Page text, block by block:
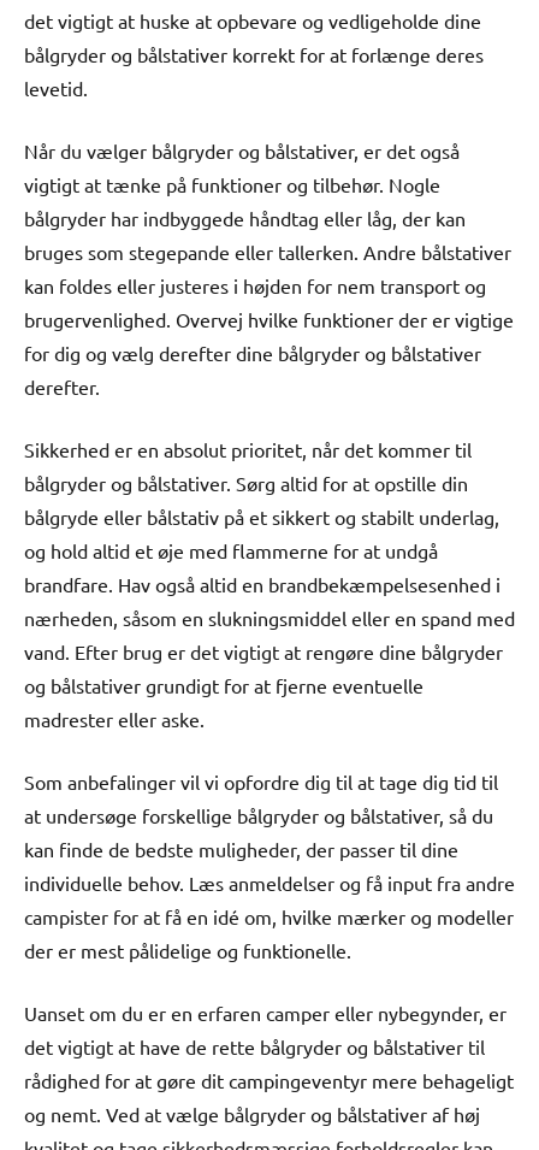
det vigtigt at huske at opbevare og vedligeholde dine
bålgryder og bålstativer korrekt for at forlænge deres
levetid.
Når du vælger bålgryder og bålstativer, er det også
vigtigt at tænke på funktioner og tilbehør. Nogle
bålgryder har indbyggede håndtag eller låg, der kan
bruges som stegepande eller tallerken. Andre bålstativer
kan foldes eller justeres i højden for nem transport og
brugervenlighed. Overvej hvilke funktioner der er vigtige
for dig og vælg derefter dine bålgryder og bålstativer
derefter.
Sikkerhed er en absolut prioritet, når det kommer til
bålgryder og bålstativer. Sørg altid for at opstille din
bålgryde eller bålstativ på et sikkert og stabilt underlag,
og hold altid et øje med flammerne for at undgå
brandfare. Hav også altid en brandbekæmpelsesenhed i
nærheden, såsom en slukningsmiddel eller en spand med
vand. Efter brug er det vigtigt at rengøre dine bålgryder
og bålstativer grundigt for at fjerne eventuelle
madrester eller aske.
Som anbefalinger vil vi opfordre dig til at tage dig tid til
at undersøge forskellige bålgryder og bålstativer, så du
kan finde de bedste muligheder, der passer til dine
individuelle behov. Læs anmeldelser og få input fra andre
campister for at få en idé om, hvilke mærker og modeller
der er mest pålidelige og funktionelle.
Uanset om du er en erfaren camper eller nybegynder, er
det vigtigt at have de rette bålgryder og bålstativer til
rådighed for at gøre dit campingeventyr mere behageligt
og nemt. Ved at vælge bålgryder og bålstativer af høj